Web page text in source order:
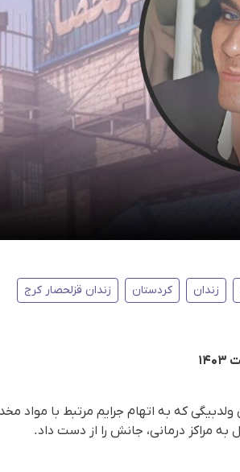
زندان کردستان زندان قزلحصار کرج
که به اتهام جرایم مرتبط با مواد
به مراکز درمانی، جانش را از دست داد.